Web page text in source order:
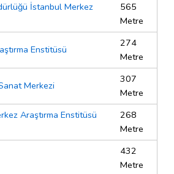
İstanbul Merkez
565
Metre
Enstitüsü
274
Metre
Merkezi
307
Metre
Araştırma Enstitüsü
268
Metre
432
Metre